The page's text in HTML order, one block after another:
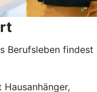
Berufsleben findest